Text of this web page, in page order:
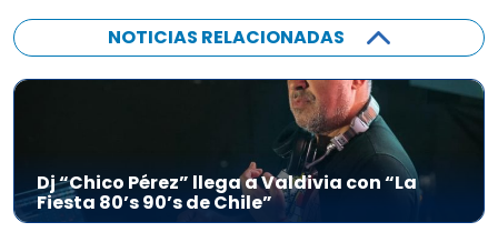
NOTICIAS RELACIONADAS
Dj “Chico Pérez” llega a Valdivia con “La
Fiesta 80’s 90’s de Chile”